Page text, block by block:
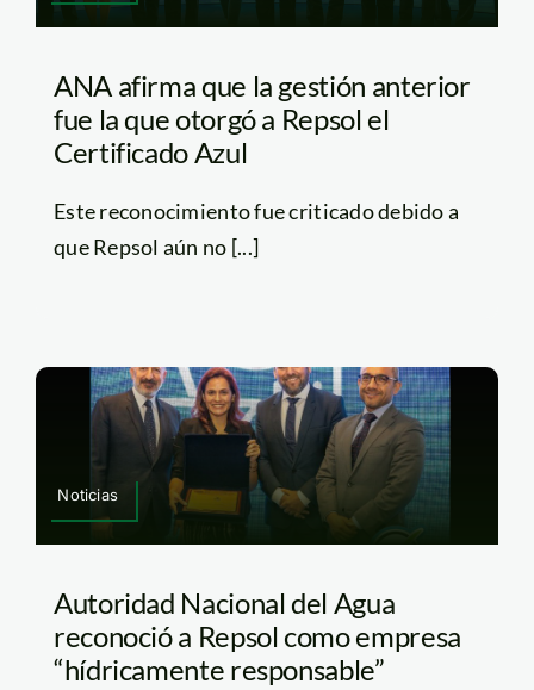
ANA afirma que la gestión anterior
fue la que otorgó a Repsol el
Certificado Azul
Este reconocimiento fue criticado debido a
que Repsol aún no [...]
Noticias
Autoridad Nacional del Agua
reconoció a Repsol como empresa
“hídricamente responsable”